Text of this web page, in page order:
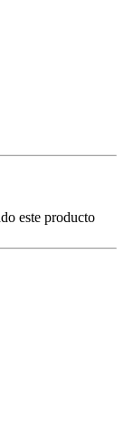
de productos y
este producto